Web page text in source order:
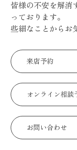
皆様の不安を解消
っております。
些細なことからお
来店予約
オンライン相談
お問い合わせ